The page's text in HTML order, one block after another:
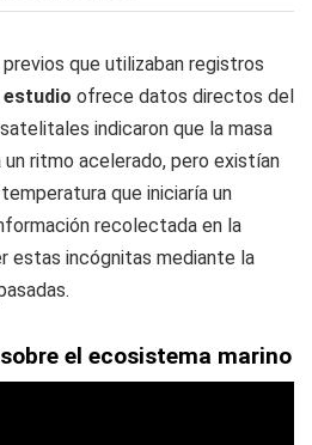
que utilizaban registros
estudio ofrece datos directos del
indicaron que la masa
ritmo acelerado, pero existían
que iniciaría un
recolectada en la
estas incógnitas mediante la
el ecosistema marino